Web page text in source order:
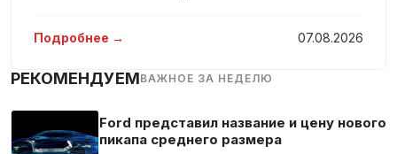
возможным снижением разрешенной скорости.
Подробнее → 07.08.2026
РЕКОМЕНДУЕМВАЖНОЕ ЗА НЕДЕЛЮ
Ford представил название и цену нового
пикапа среднего размера